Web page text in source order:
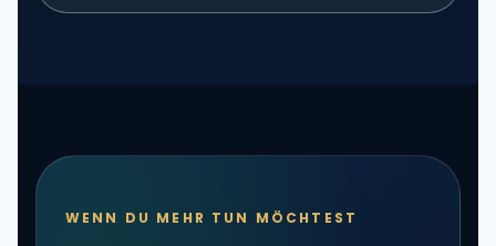
WENN DU MEHR TUN MÖCHTEST